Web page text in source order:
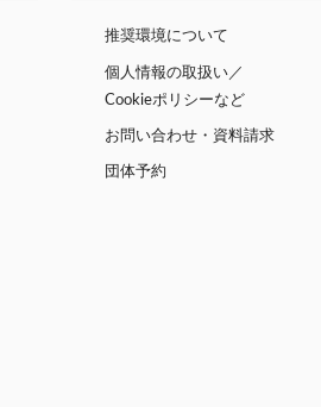
推奨環境について
個人情報の取扱い／
Cookieポリシーなど
お問い合わせ・資料請求
団体予約